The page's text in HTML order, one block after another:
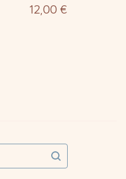
12,00 €